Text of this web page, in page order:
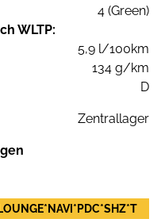
4 (Green)
WLTP:
5,9 l/100km
134 g/km
D
Zentrallager